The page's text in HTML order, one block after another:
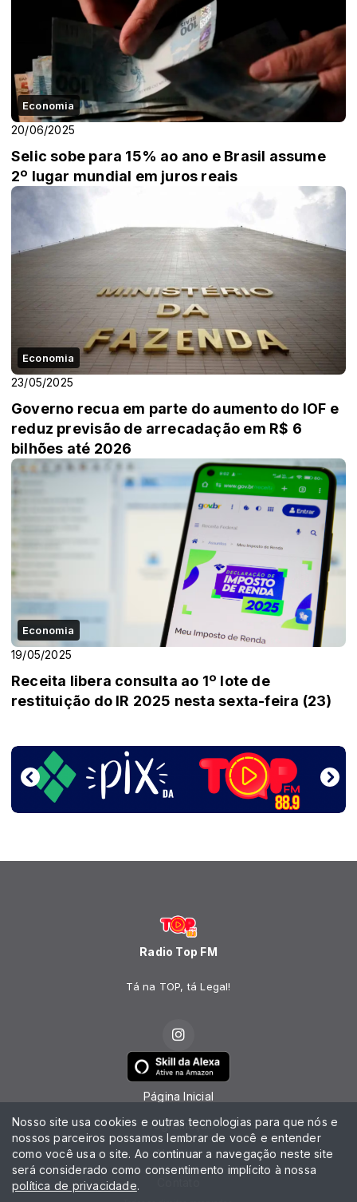
Economia
20/06/2025
Selic sobe para 15% ao ano e Brasil assume
2º lugar mundial em juros reais
Economia
23/05/2025
Governo recua em parte do aumento do IOF e
reduz previsão de arrecadação em R$ 6
bilhões até 2026
Economia
19/05/2025
Receita libera consulta ao 1º lote de
restituição do IR 2025 nesta sexta-feira (23)
Radio Top FM
Tá na TOP, tá Legal!
Página Inicial
Programação
Notícias
Nosso site usa cookies e outras tecnologias para que nós e
nossos parceiros possamos lembrar de você e entender
como você usa o site. Ao continuar a navegação neste site
será considerado como consentimento implícito à nossa
política de privacidade.